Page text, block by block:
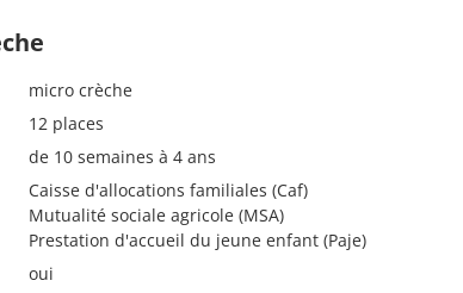
micro crèche
12 places
de 10 semaines à 4 ans
Caisse d'allocations familiales (Caf)
Mutualité sociale agricole (MSA)
Prestation d'accueil du jeune enfant (Paje)
oui